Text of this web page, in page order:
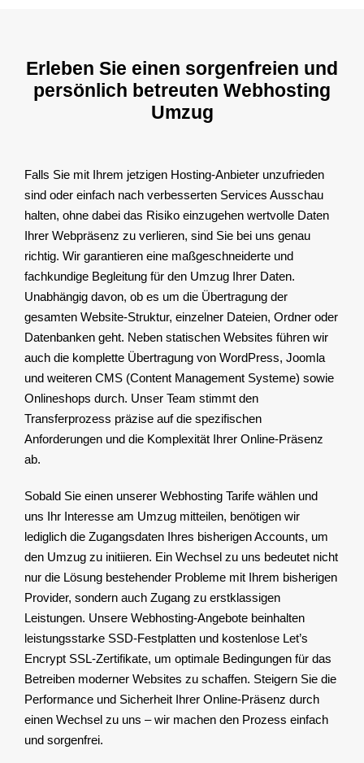
Erleben Sie einen sorgenfreien und
persönlich betreuten Webhosting
Umzug
Falls Sie mit Ihrem jetzigen Hosting-Anbieter unzufrieden
sind oder einfach nach verbesserten Services Ausschau
halten, ohne dabei das Risiko einzugehen wertvolle Daten
Ihrer Webpräsenz zu verlieren, sind Sie bei uns genau
richtig. Wir garantieren eine maßgeschneiderte und
fachkundige Begleitung für den Umzug Ihrer Daten.
Unabhängig davon, ob es um die Übertragung der
gesamten Website-Struktur, einzelner Dateien, Ordner oder
Datenbanken geht. Neben statischen Websites führen wir
auch die komplette Übertragung von WordPress, Joomla
und weiteren CMS (Content Management Systeme) sowie
Onlineshops durch. Unser Team stimmt den
Transferprozess präzise auf die spezifischen
Anforderungen und die Komplexität Ihrer Online-Präsenz
ab.
Sobald Sie einen unserer Webhosting Tarife wählen und
uns Ihr Interesse am Umzug mitteilen, benötigen wir
lediglich die Zugangsdaten Ihres bisherigen Accounts, um
den Umzug zu initiieren. Ein Wechsel zu uns bedeutet nicht
nur die Lösung bestehender Probleme mit Ihrem bisherigen
Provider, sondern auch Zugang zu erstklassigen
Leistungen. Unsere Webhosting-Angebote beinhalten
leistungsstarke SSD-Festplatten und kostenlose Let’s
Encrypt SSL-Zertifikate, um optimale Bedingungen für das
Betreiben moderner Websites zu schaffen. Steigern Sie die
Performance und Sicherheit Ihrer Online-Präsenz durch
einen Wechsel zu uns – wir machen den Prozess einfach
und sorgenfrei.